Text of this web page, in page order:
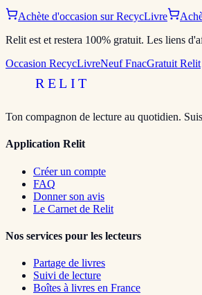
Achète d'occasion sur RecycLivre
Relit est et restera 100% gratuit. Les liens
Occasion RecycLivreNeuf FnacGratuit Relit
RELIT
Ton compagnon de lecture au quotidien.
Application Relit
Créer un compte
FAQ
Donner son avis
Le Carnet de Relit
Nos services pour les lecteurs
Partage de livres
Suivi de lecture
Boîtes à livres en France